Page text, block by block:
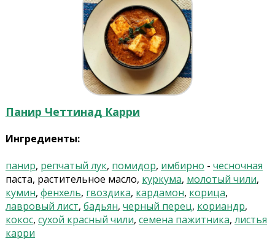
Панир Четтинад Карри
Ингредиенты:
панир, репчатый лук, помидор, имбирно - чесночная
паста, растительное масло, куркума, молотый чили,
кумин, фенхель, гвоздика, кардамон, корица,
лавровый лист, бадьян, черный перец, кориандр,
кокос, сухой красный чили, семена пажитника, листья
карри